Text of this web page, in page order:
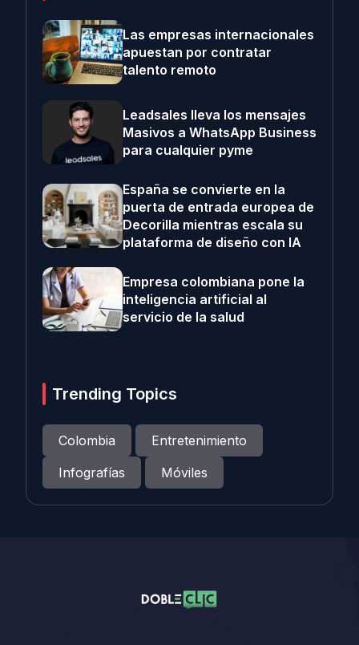
Las empresas internacionales
apuestan por contratar
talento remoto
Leadsales lleva los mensajes
Masivos a WhatsApp Business
para cualquier pyme
España se convierte en la
puerta de entrada europea de
Decorilla mientras escala su
plataforma de diseño con IA
Empresa colombiana pone la
inteligencia artificial al
servicio de la salud
Trending Topics
Colombia
Entretenimiento
Infografías
Móviles